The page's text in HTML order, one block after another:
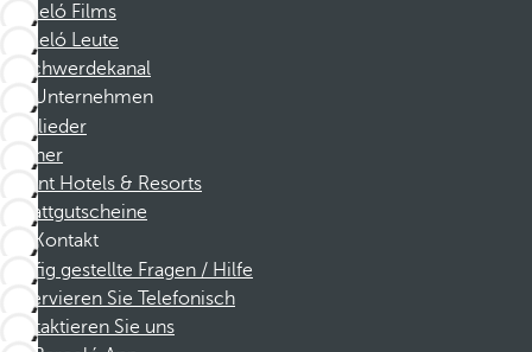
Barceló Films
Barceló Leute
Beschwerdekanal
Unternehmen
Mitglieder
Partner
Dorint Hotels & Resorts
Rabattgutscheine
Kontakt
Häufig gestellte Fragen / Hilfe
Reservieren Sie Telefonisch
Kontaktieren Sie uns